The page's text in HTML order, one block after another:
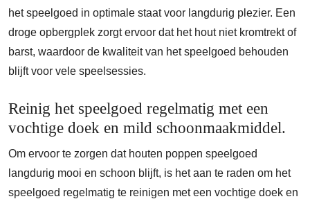
het speelgoed in optimale staat voor langdurig plezier. Een
droge opbergplek zorgt ervoor dat het hout niet kromtrekt of
barst, waardoor de kwaliteit van het speelgoed behouden
blijft voor vele speelsessies.
Reinig het speelgoed regelmatig met een
vochtige doek en mild schoonmaakmiddel.
Om ervoor te zorgen dat houten poppen speelgoed
langdurig mooi en schoon blijft, is het aan te raden om het
speelgoed regelmatig te reinigen met een vochtige doek en